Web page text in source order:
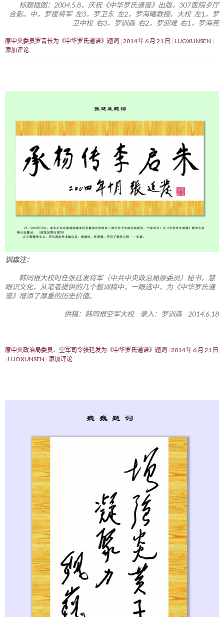
标题插图：2004.5.8，庆祝《中华罗氏通谱》出版，307医院歺厅
合影。中，罗援将军 左3，罗卫东 左2，罗海曦教授、大校 左1，罗
卫中校 右3，罗训森 右2，罗迎难 右1，罗海燕
原中央委员罗青长为《中华罗氏通谱》题词 2014 年 6 月 21 日
LUOXUNSEN
添加评论
训森注：
韩同根大校时任张廷发将军（中共中央政治局原委员）秘书，慧
眼识文化，从笔者提供的几个题词稿中，一眼选中，为《中华罗氏通
谱》增添了厚重的历史价值。
供稿：韩同根空军大校 录入：罗训森 2014.6.18
原中央政治局委员、空军司令张廷发为《中华罗氏通谱》题词 2014 年 6 月 21 日
LUOXUNSEN 添加评论